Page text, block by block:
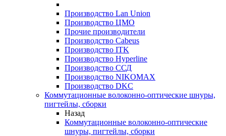
Производство Lan Union
Производство ЦМО
Прочие производители
Производство Cabeus
Производство ITK
Производство Hyperline
Производство ССД
Производство NIKOMAX
Производство DKC
Коммутационные волоконно-оптические шнуры,
пигтейлы, сборки
Назад
Коммутационные волоконно-оптические
шнуры, пигтейлы, сборки